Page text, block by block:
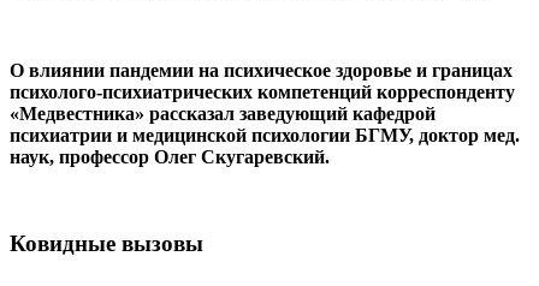
О влиянии пандемии на психическое здоровье и границах
психолого-психиатрических компетенций корреспонденту
«Медвестника» рассказал заведующий кафедрой
психиатрии и медицинской психологии БГМУ, доктор мед.
наук, профессор Олег Скугаревский.
Ковидные вызовы